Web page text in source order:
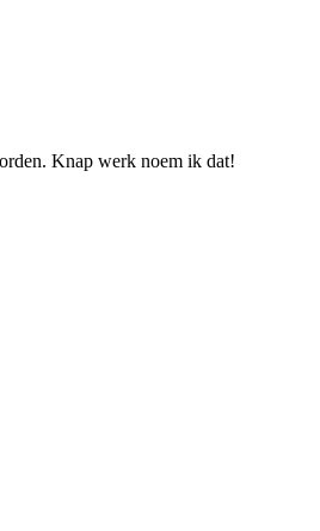
Knap werk noem ik dat!